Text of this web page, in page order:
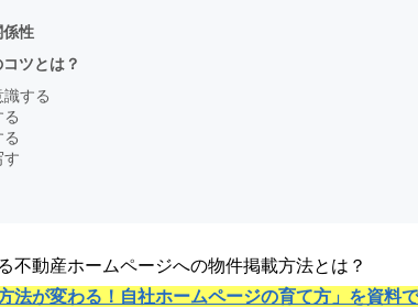
性
ツとは？
する
不動産ホームページへの物件掲載方法とは？
法が変わる！自社ホームページの育て方」を資料